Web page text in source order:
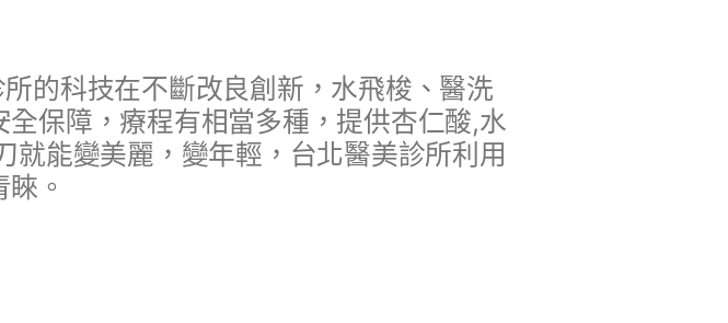
的科技在不斷改良創新，水飛梭、醫洗
保障，療程有相當多種，提供杏仁酸,水
能變美麗，變年輕，台北醫美診所利用
。